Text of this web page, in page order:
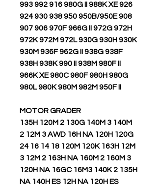
993 992 916 980G II 988K XE 926
924 930 938 950 950B/950E 908
907 906 970F 966G II 972G 972H
972K 972M 972L 930G 930H 930K
930M 936F 962G II 938G 938F
938H 938K 990 II 938M 980F II
966K XE 980C 980F 980H 980G
980L 980K 980M 982M 950F II
MOTOR GRADER
135H 120M 2 130G 140M 3 140M
2 12M 3 AWD 16H NA 120H 120G
24 16 14 18 120M 120K 163H 12M
3 12M 2 163H NA 160M 2 160M 3
120H NA 16GC 16M3 140K 2 135H
NA 140H ES 12H NA 120H ES